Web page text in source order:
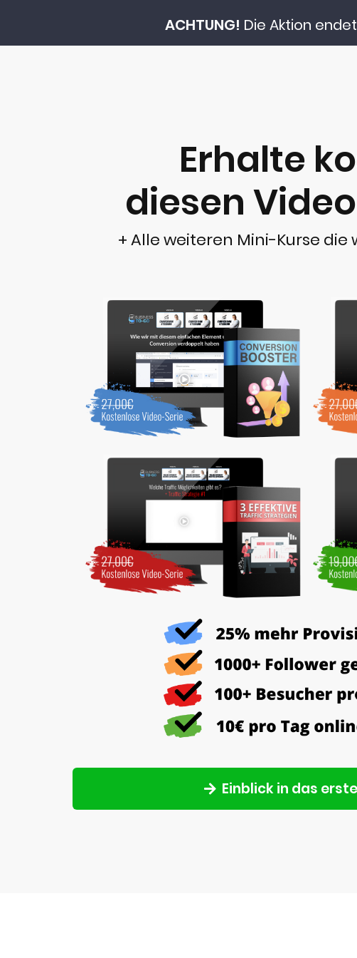
Erhalte
diesen
+ Alle weiteren Mini-Kurse
Einblick in das
ACHTUNG! Die Aktion